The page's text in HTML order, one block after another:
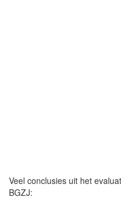
Veel conclusies uit het
BGZJ: